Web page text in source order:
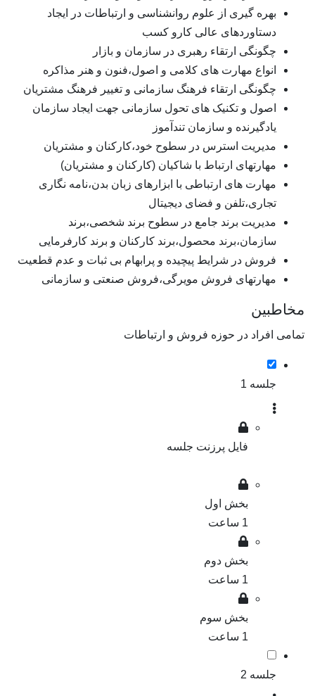
بهره گیری از علوم روانشناسی و ارتباطات در ایجاد
دستاوردهای عالی کارو کسب
چگونگی ارتقاء رهبری در سازمان و بازار
انواع مهارت های کلامی و اصول،فنون و هنر مذاکره
چگونگی ارتقاء فرهنگ سازمانی و تغییر فرهنگ مشتریان
اصول و تکنیک های تحول سازمانی جهت ایجاد سازمان
یادگیرنده و سازمان تندآموز
مدیریت استرس در سطوح خود،کارکنان و مشتریان
مهارتهای ارتباط با شاکیان (کارکنان و مشتریان)
مهارت های ارتباطی با ابزارهای زبان بدن،نامه نگاری
تجاری،تلفن و فضای دیجیتال
مدیریت برند جامع در سطوح برند شخصی،برند
سازمان،برند محصول،برند کارکنان و برند کارفرمایی
فروش در شرایط پیچیده و پرابهام بی ثبات و عدم قطعیت
مهارتهای فروش مویرگی،فروش صنعتی و سازمانی
مخاطبین
تمامی افراد در حوزه فروش و ارتباطات
جلسه 1
فایل پرزنت جلسه
بخش اول
1 ساعت
بخش دوم
1 ساعت
بخش سوم
1 ساعت
جلسه 2